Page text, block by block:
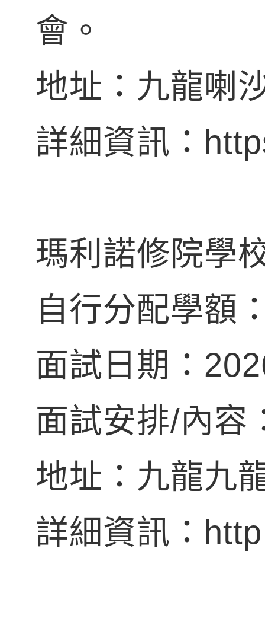
會。
地址：九龍喇
詳細資訊：
瑪利諾修院學
自行分配學額
面試日期：
面試安排/內容
地址：九龍九
詳細資訊：